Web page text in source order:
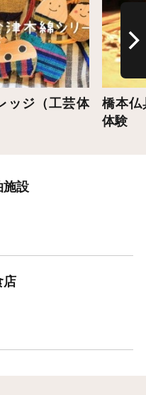
ッジ（工芸体
橋本仏
体験
施設
店